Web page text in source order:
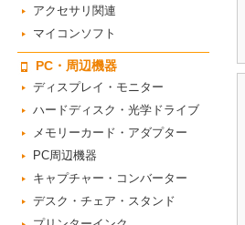
アクセサリ関連
マイコンソフト
PC・周辺機器
ディスプレイ・モニター
ハードディスク・光学ドライブ
メモリーカード・アダプター
PC周辺機器
キャプチャー・コンバーター
デスク・チェア・スタンド